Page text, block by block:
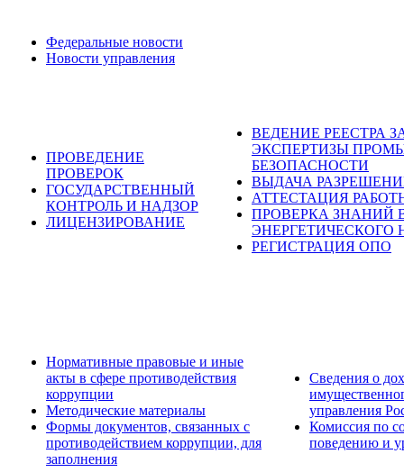
Федеральные новости
Новости управления
ПРОВЕДЕНИЕ
ПРОВЕРОК
ГОСУДАРСТВЕННЫЙ
КОНТРОЛЬ И НАДЗОР
ЛИЦЕНЗИРОВАНИЕ
ВЕДЕНИЕ РЕЕСТРА
ЭКСПЕРТИЗЫ
БЕЗОПАСНОСТИ
ВЫДАЧА
АТТЕСТАЦИЯ
ПРОВЕРКА ЗНАНИЙ
ЭНЕРГЕТИЧЕСКОГО
РЕГИСТРАЦИЯ ОПО
Нормативные правовые и иные
акты в сфере противодействия
коррупции
Методические материалы
Формы документов, связанных с
противодействием коррупции, для
заполнения
Сведения о
управления
Комиссия по
поведению и